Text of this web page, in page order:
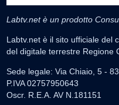
Labtv.net è un prodotto
Labtv.net è il sito ufficiale del
del digitale terrestre Regione
Sede legale: Via Chiaio, 5 -
P.IVA 02757950643
Oscr. R.E.A. AV N.181151